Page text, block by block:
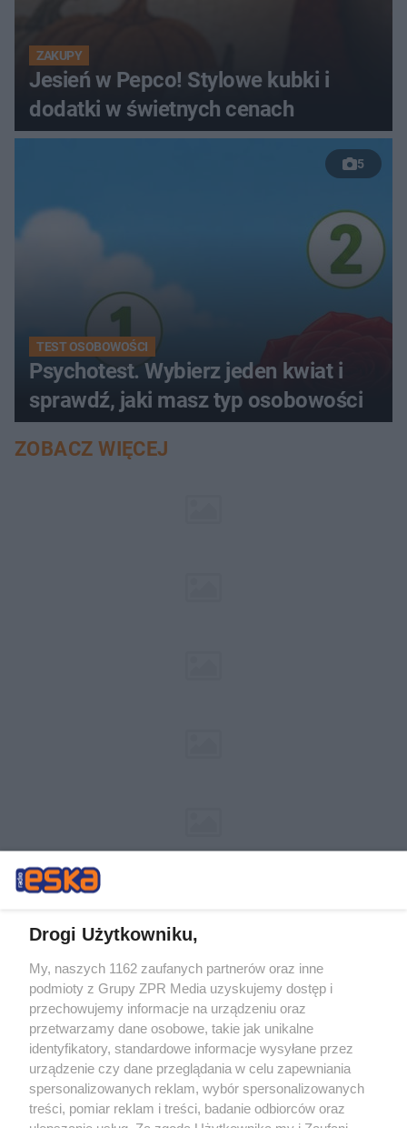
ZAKUPY
Jesień w Pepco! Stylowe kubki i
dodatki w świetnych cenach
5
TEST OSOBOWOŚCI
Psychotest. Wybierz jeden kwiat i
sprawdź, jaki masz typ osobowości
ZOBACZ WIĘCEJ
Żaden utwór zamieszczony w serwisie nie może być powielany i
rozpowszechniany lub dalej rozpowszechniany w jakikolwiek sposób (w
tym także elektroniczny lub mechaniczny) na jakimkolwiek polu
eksploatacji w jakiejkolwiek formie, włącznie z umieszczaniem w
Internecie bez pisemnej zgody właściciela praw. Jakiekolwiek użycie lub
wykorzystanie utworów w całości lub w części z naruszeniem prawa,
tzn. bez właściwej zgody, jest zabronione pod groźbą kary i może być
ścigane prawnie.
Drogi Użytkowniku,
My, naszych 1162 zaufanych partnerów oraz inne
podmioty z Grupy ZPR Media uzyskujemy dostęp i
przechowujemy informacje na urządzeniu oraz
przetwarzamy dane osobowe, takie jak unikalne
identyfikatory, standardowe informacje wysyłane przez
urządzenie czy dane przeglądania w celu zapewniania
spersonalizowanych reklam, wybór spersonalizowanych
treści, pomiar reklam i treści, badanie odbiorców oraz